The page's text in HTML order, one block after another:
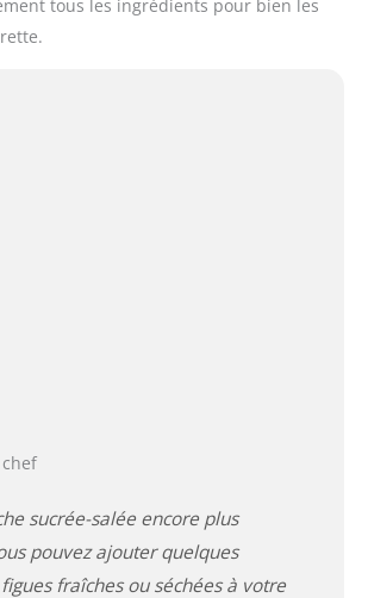
tous les ingrédients pour bien les
sucrée-salée encore plus
pouvez ajouter quelques
fraîches ou séchées à votre